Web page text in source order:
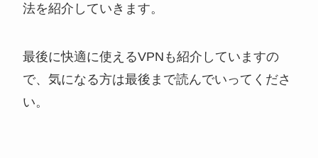
法を紹介していきます。
最後に快適に使えるVPNも紹介していますの
で、気になる方は最後まで読んでいってくださ
い。